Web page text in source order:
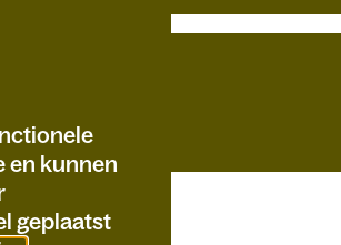
en kunnen
geplaatst